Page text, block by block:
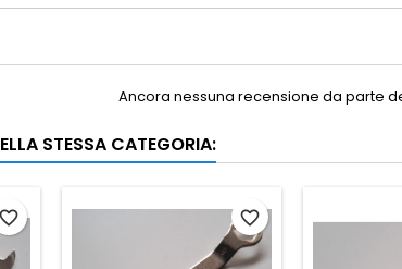
Ancora nessuna recensione da parte
STESSA CATEGORIA:
favorite_border favorite_border